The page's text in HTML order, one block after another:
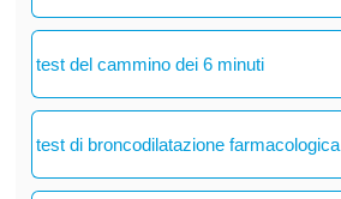
test del cammino dei 6 minuti
test di broncodilatazione farmacologica